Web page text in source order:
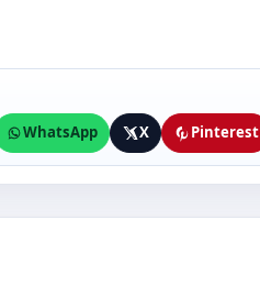
WhatsApp X Pinterest